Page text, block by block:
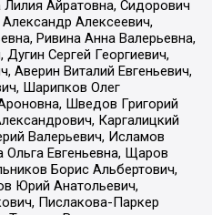
Айратовна, Сидорович
Алексеевич,
Ривина Анна Валерьевна,
Сергей Георгиевич,
Аверин Виталий Евгеньевич,
Шарипков Олег
Шведов Григорий
Каргалицкий
Валерьевич, Исламов
Евгеньевна, Щаров
Борис Альбертович,
Юрий Анатольевич,
Пислакова-Паркер